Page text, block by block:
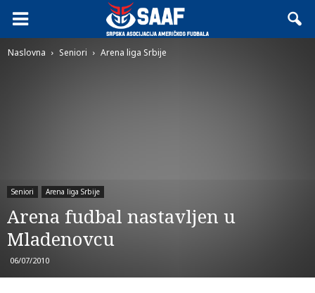
Naslovna Seniori Arena liga Srbije
Seniori Arena liga Srbije
Arena fudbal nastavljen u
Mladenovcu
06/07/2010